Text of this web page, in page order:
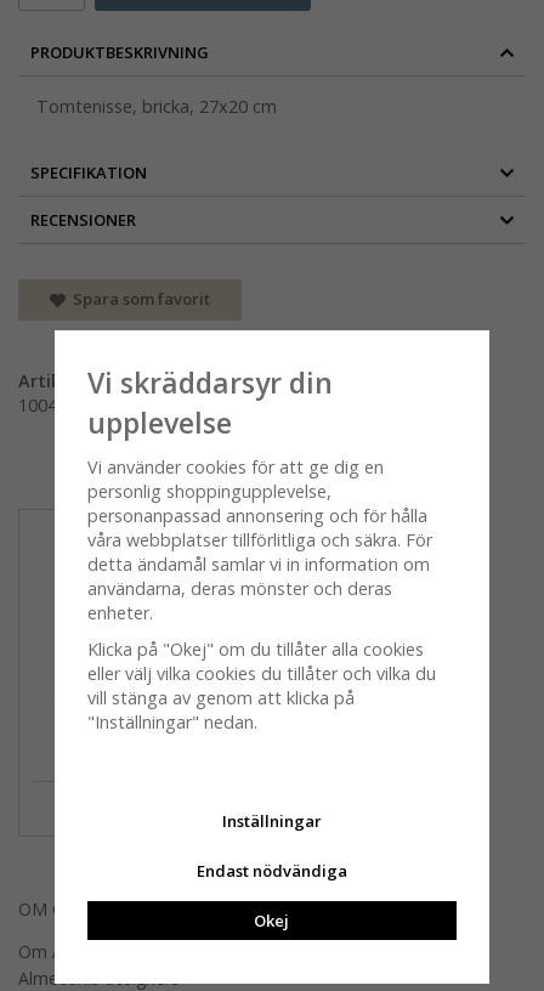
PRODUKTBESKRIVNING
Tomtenisse, bricka, 27x20 cm
SPECIFIKATION
RECENSIONER
Spara som favorit
Artikelnummer:
100425-0000
Andra köpte även
OM OSS
Om Almedahls
Almedahls designers
Vi skräddarsyr din
upplevelse
Vi använder cookies för att ge dig en
personlig shoppingupplevelse,
personanpassad annonsering och för hålla
våra webbplatser tillförlitliga och säkra. För
detta ändamål samlar vi in information om
användarna, deras mönster och deras
enheter.
Klicka på "Okej" om du tillåter alla cookies
eller välj vilka cookies du tillåter och vilka du
vill stänga av genom att klicka på
"Inställningar" nedan.
Inställningar
Endast nödvändiga
Okej